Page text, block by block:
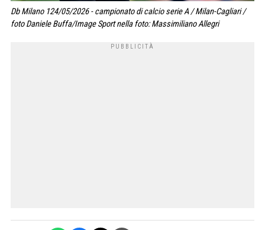
Db Milano 124/05/2026 - campionato di calcio serie A / Milan-Cagliari /
foto Daniele Buffa/Image Sport nella foto: Massimiliano Allegri